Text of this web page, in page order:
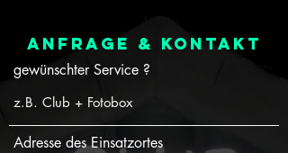
Anfrage & KONTAKT
gewünschter Service ?
Adresse des Einsatzortes